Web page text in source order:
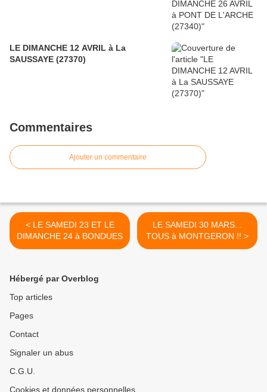
LE DIMANCHE 12 AVRIL à La
SAUSSAYE (27370)
Commentaires
Ajouter un commentaire
< LE SAMEDI 23 ET LE
DIMANCHE 24 à BONDUES
LE SAMEDI 30 MARS...
TOUS à MONTGERON !! >
Hébergé par Overblog
Top articles
Pages
Contact
Signaler un abus
C.G.U.
Cookies et données personnelles